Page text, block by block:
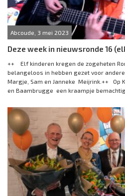
Abcoude, 3 mei 2023
Deze week in nieuwsronde 16
++ Elf kinderen kregen de zogeheten
belangeloos in hebben gezet voor
Margje, Sam en Janneke Meijrink.++ Op
en Baambrugge een kraampje